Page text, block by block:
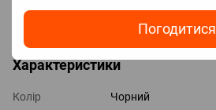
Погодитися
HDMI 4 шт
Характеристики
Колір
Чорний